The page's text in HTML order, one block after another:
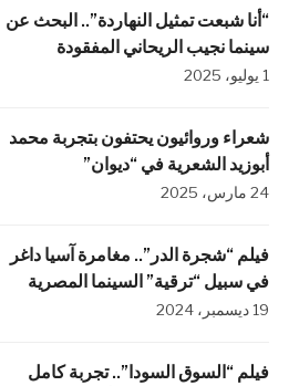
“أنا شبعت تمثيل النهاردة”.. البحث عن
سينما نجيب الريحاني المفقودة
1 يوليو، 2025
شعراء وروائيون يحتفون بتجربة محمد
أبوزيد الشعرية في “ديوان”
24 مارس، 2025
فيلم “شجرة الدر”.. مغامرة آسيا داغر
في سبيل “ترقية” السينما المصرية
19 ديسمبر، 2024
فيلم “السوق السودا”.. تجربة كامل